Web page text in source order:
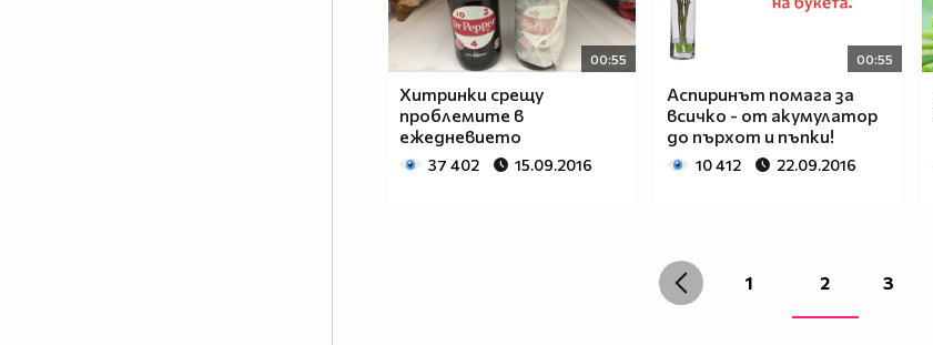
00:55
Хитринки срещу
проблемите в
ежедневието
37 402 15.09.2016
00:55
Аспиринът помага за
всичко - от акумулатор
до пърхот и пъпки!
10 412 22.09.2016
1 2 3